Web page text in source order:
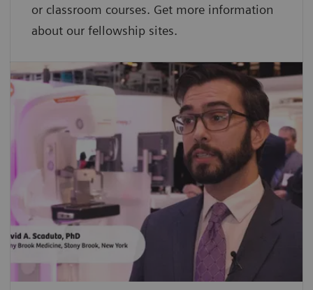
or classroom courses. Get more information
about our fellowship sites.